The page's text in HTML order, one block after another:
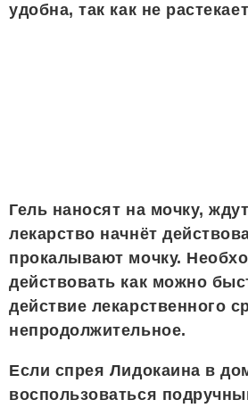
удобна, так как не
Гель наносят на мочку,
лекарство начнёт
прокалывают мочку.
действовать как можно
действие лекарственного
непродолжительное.
Если спрея Лидокаина в
воспользоваться